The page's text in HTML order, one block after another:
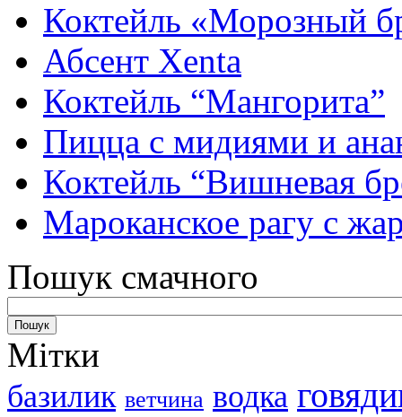
Коктейль «Морозный
Абсент Xenta
Коктейль “Мангорита”
Пицца с мидиями и
Коктейль “Вишневая
Мароканское рагу с
Пошук смачного
Мітки
базилик ветчина водка